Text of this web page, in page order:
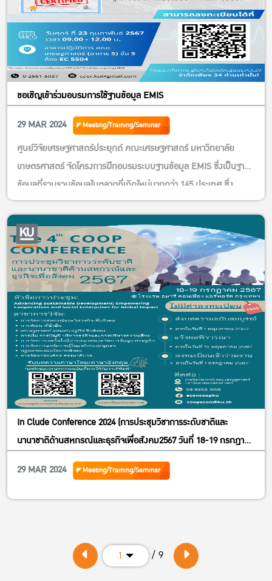
ท่าน
ชำระเงินค่าสมัคร โดยโอนเงินผ่านบัญชี (เท่านั้น) ชื่อบัญชี
“โครงการฝึกอบรมเชิงปฏิบัติการ Camping ground business
design การออกแบบธุรกิจลานกางเต็นท์” ธนาคารกรุงไทย บัญชีออม
ทรัพย์ สาขามหาวิทยาลัยเกษตรศาสตร์ บางเขน เลขบัญชี 663-1-
ทางhttps://kasets.art/uAcx1N
รับจำนวนจำกัด หมดเขตรับสมัคร 15 มีนาคม นี้ เท่านั้น
สอบถามรายละเอียดเพิ่มเติมได้ที่
Inbox เพจ Facebook Camping Business Design ธุรกิจลานกาง
เต็นท์ แคมป์
ปิ้งhttps://www.facebook.com/campingdesignku/
โทร 085-946-1150 (คุณก้อง) Email:
campingdesignku@gmail.com
หมายเหตุ: ราคานี้รวมอาหารว่าง + อาหารกลางวัน แต่ไม่รวมค่า
เดินทางไปดูงานที่ Bangkok Backyard
และกำหนดการอาจมีการเปลี่ยนแปลงได้ตามความเหมาะสม
#campinglife #camping #campground #bangkokbackyard
#upskillreskill
ขอเชิญเข้าร่วมอบรมการใช้ฐานข้อมูล EMIS
29 MAR 2024
Meeting/Training/Seminar
ศูนย์วิจัยเศรษฐศาสตร์ประยุกต์ คณะเศรษฐศาสตร์ มหาวิทยาลัย
เกษตรศาสตร์ จัดโครงการฝึกอบรมระบบฐานข้อมูล EMIS ซึ่งเป็นฐาน
ข้อมูลที่รวบรวมข้อมูลในตลาดที่เกิดใหม่มากกว่า 145 ประเทศ ซึ่ง
ประกอบไปด้วยข้อมูลข่าว ข้อมูลบริษัท และรายงานวิจัยจากหลากหลาย
ที่ อาทิเช่น BMI, Euromonitor, Market Line และอื่นๆ รายละเอียด
ฐานข้อมูลประกอบไปด้วย:
ข้อมูลโปรไฟล์บริษัทมากกว่า 10 ล้านบริษัท ทั้ง บริษัทจดทะเบียนใน
ตลาดหลักทรัพย์และบริษัทที่ไม่ได้จด
ทะเบียน (Company Analysis, Financial Statement- Listed &
Non-Listed Companies)
ข้อมูลโปรไฟล์บริษัทพร้อมงบการเงินมากกว่า 3 ล้านบริษัท
(Financial Statements)
ข้อมูลการควบรวมและการซื้อกิจการ (M&A, ECM)
ข้อมูลในกลุ่มอุตสาหกรรมมากกว่า 370 อุตสาหกรรม (Industry
Analysis, NAICS & EMIS
Industries)
ข้อมูลบทวิเคราะห์งานวิจัยจากหน่วยงานต่างๆ ทั้งในภาค
Reports)
เครื่องมือการใช้งานที่ง่ายและสะดวกบนฐานข้อมูล EMIS อาทิ เช่น
เปรียบเทียบข้อมูลในเชิงอุตสาหกรรม,
In Clude Conference 2024 (การประชุมวิชาการระดับชาติและ
นานาชาติด้านสหกรณ์และธุรกิจเพื่อสังคม2567 วันที่ 18-19 กรกฎาคม
29 MAR 2024 Meeting/Training/Seminar
1 / 9